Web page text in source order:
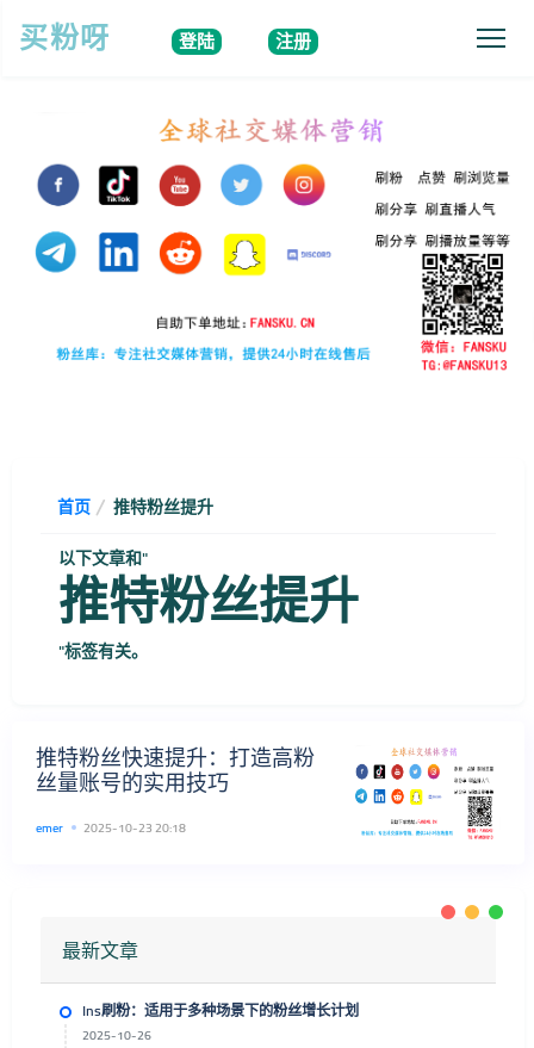
买粉呀 登陆 注册
首页
推特粉丝提升
以下文章和"
推特粉丝提升
"标签有关。
推特粉丝快速提升：打造高粉
丝量账号的实用技巧
emer 2025-10-23 20:18
最新文章
Ins刷粉：适用于多种场景下的粉丝增长计划
2025-10-26